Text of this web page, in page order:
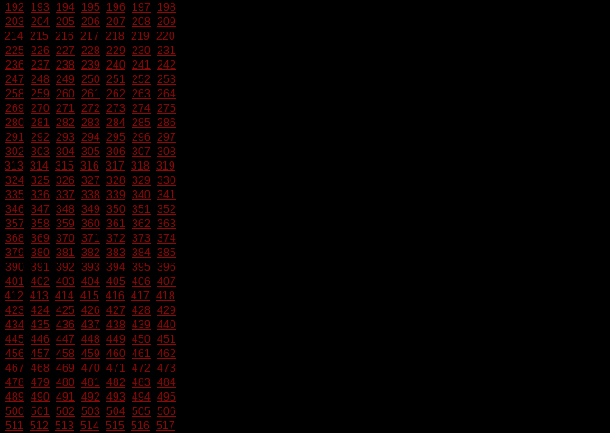
192 193 194 195 196 197
198
203 204 205 206 207 208 209
214 215 216 217 218 219 220
225 226 227 228 229 230 231
236 237 238 239 240 241 242
247 248 249 250 251 252 253
258 259 260 261 262 263 264
269 270 271 272 273 274 275
280 281 282 283 284 285 286
291 292 293 294 295 296 297
302 303 304 305 306 307 308
313 314 315 316 317 318 319
324 325 326 327 328 329 330
335 336 337 338 339 340 341
346 347 348 349 350 351 352
357 358 359 360 361 362 363
368 369 370 371 372 373 374
379 380 381 382 383 384 385
390 391 392 393 394 395 396
401 402 403 404 405 406 407
412 413 414 415 416 417 418
423 424 425 426 427 428 429
434 435 436 437 438 439 440
445 446 447 448 449 450 451
456 457 458 459 460 461 462
467 468 469 470 471 472 473
478 479 480 481 482 483 484
489 490 491 492 493 494 495
500 501 502 503 504 505 506
511 512 513 514 515 516 517